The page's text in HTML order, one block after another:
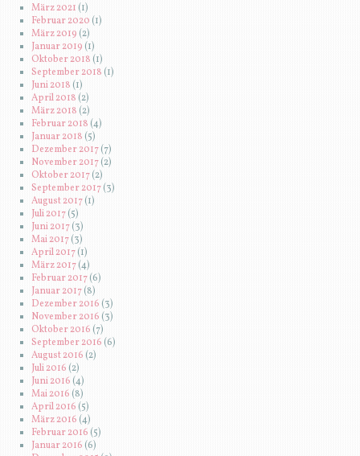
März 2021(1)
Februar 2020 (1)
März 2019 (2)
Januar 2019 (1)
Oktober 2018(1)
September 2018 (1)
Juni 2018 (1)
April 2018(2)
März 2018 (2)
Februar 2018(4)
Januar 2018 (5)
Dezember 2017(7)
November 2017(2)
Oktober 2017(2)
September 2017(3)
August 2017(1)
Juli 2017(5)
Juni 2017(3)
Mai 2017(3)
April 2017(1)
März 2017(4)
Februar 2017(6)
Januar 2017(8)
Dezember 2016 (3)
November 2016 (3)
Oktober 2016(7)
September 2016 (6)
August 2016(2)
Juli 2016(2)
Juni 2016 (4)
Mai 2016 (8)
April 2016(5)
März 2016 (4)
Februar 2016(5)
Januar 2016 (6)